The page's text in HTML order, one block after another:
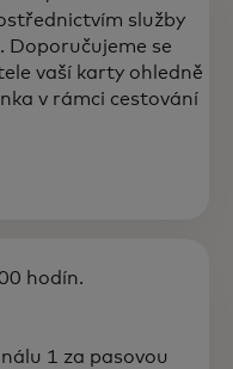
v pohodlí
na Letisku
služby
Doporučujeme se
vaší karty ohledně
v rámci cestování
a new tab
hodín.
1 za pasovou